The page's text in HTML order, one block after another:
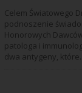
Celem Światowego
podnoszenie
Honorowych
patologa i
dwa antygeny,